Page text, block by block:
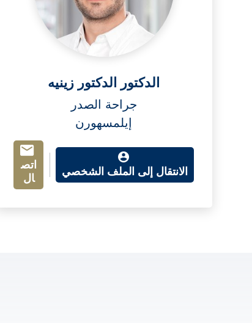
الدكتور الدكتور زينيه
جراحة الصدر
إيلمسهورن
الانتقال إلى الملف الشخصي
اتص
ال